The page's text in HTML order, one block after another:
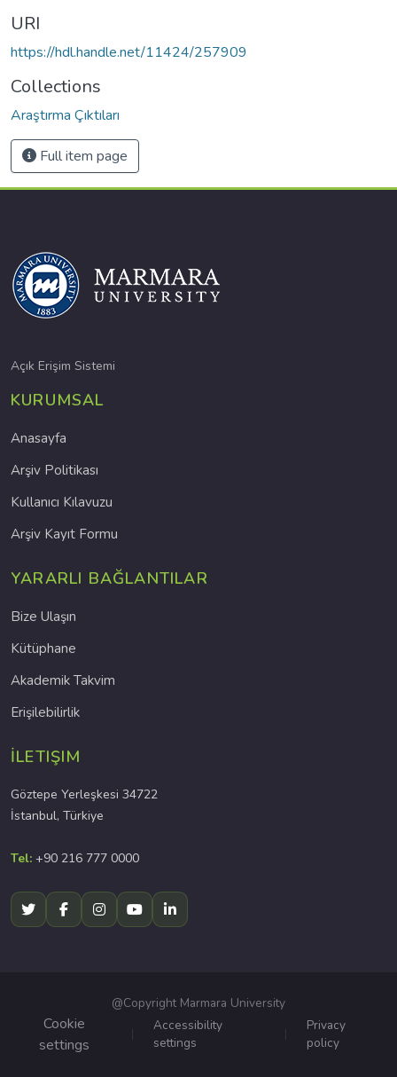
URI
https://hdl.handle.net/11424/257909
Collections
Araştırma Çıktıları
Full item page
Açık Erişim Sistemi
KURUMSAL
Anasayfa
Arşiv Politikası
Kullanıcı Kılavuzu
Arşiv Kayıt Formu
YARARLI BAĞLANTILAR
Bize Ulaşın
Kütüphane
Akademik Takvim
Erişilebilirlik
İLETIŞIM
Göztepe Yerleşkesi 34722
İstanbul, Türkiye
Tel: +90 216 777 0000
@Copyright Marmara University
Cookie
settings
Accessibility
settings
Privacy
policy